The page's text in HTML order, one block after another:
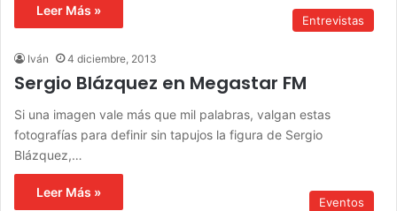
Leer Más »
Entrevistas
Iván 4 diciembre, 2013
Sergio Blázquez en Megastar FM
Si una imagen vale más que mil palabras, valgan estas
fotografías para definir sin tapujos la figura de Sergio
Blázquez,…
Leer Más »
Eventos